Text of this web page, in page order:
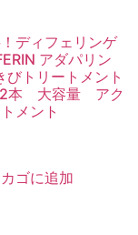
ディフェリンゲ
アダパリン
びトリートメント
2本 大容量 アク
メント
ゴに追加